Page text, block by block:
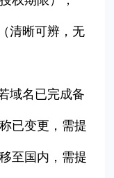
清晰可辨，无
域名已完成备
已变更，需提
至国内，需提